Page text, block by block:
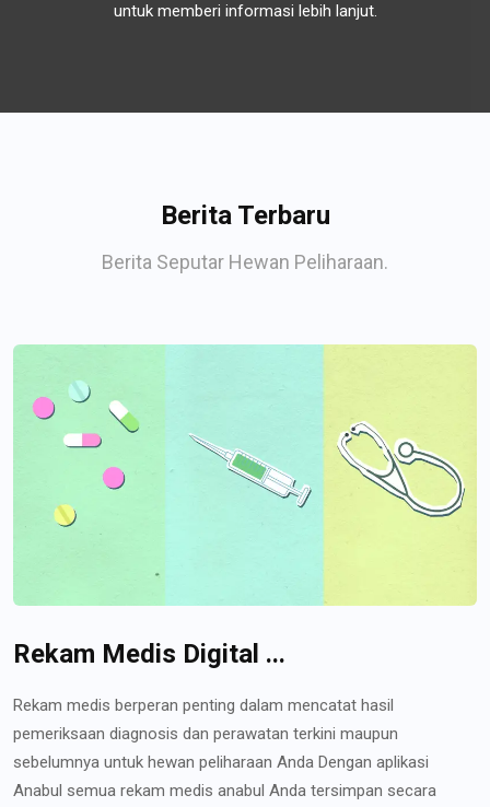
untuk memberi informasi lebih lanjut.
Berita Terbaru
Berita Seputar Hewan Peliharaan.
Rekam Medis Digital ...
Rekam medis berperan penting dalam mencatat hasil
pemeriksaan diagnosis dan perawatan terkini maupun
sebelumnya untuk hewan peliharaan Anda Dengan aplikasi
Anabul semua rekam medis anabul Anda tersimpan secara